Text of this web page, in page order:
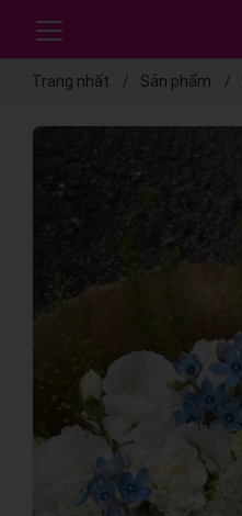
Trang nhất Sản phẩm